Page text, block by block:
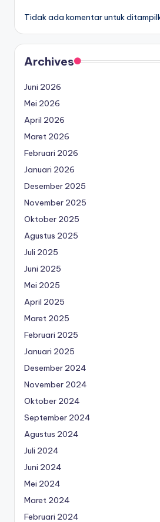
Tidak ada komentar untuk
Archives
Juni 2026
Mei 2026
April 2026
Maret 2026
Februari 2026
Januari 2026
Desember 2025
November 2025
Oktober 2025
Agustus 2025
Juli 2025
Juni 2025
Mei 2025
April 2025
Maret 2025
Februari 2025
Januari 2025
Desember 2024
November 2024
Oktober 2024
September 2024
Agustus 2024
Juli 2024
Juni 2024
Mei 2024
Maret 2024
Februari 2024